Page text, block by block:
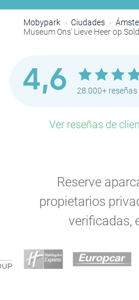
Mobypark Ciudades
Museum Ons' Lieve Heer op
4,6 28.000+
Ver reseñas de
Reserve
propietarios
verificadas,
P
P